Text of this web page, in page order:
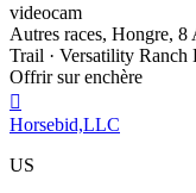
videocam
Autres races, Hongre, 8
Trail · Versatility Ranch
Offrir sur enchère

Horsebid,LLC
US